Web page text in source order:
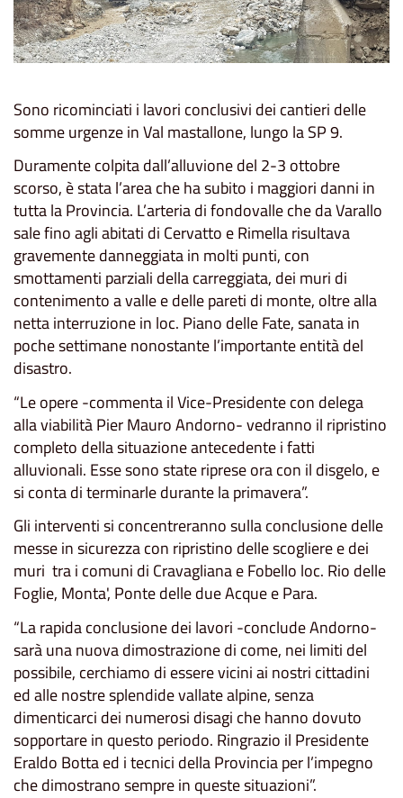
Sono ricominciati i lavori conclusivi dei cantieri delle
somme urgenze in Val mastallone, lungo la SP 9.
Duramente colpita dall’alluvione del 2-3 ottobre
scorso, è stata l’area che ha subito i maggiori danni in
tutta la Provincia. L’arteria di fondovalle che da Varallo
sale fino agli abitati di Cervatto e Rimella risultava
gravemente danneggiata in molti punti, con
smottamenti parziali della carreggiata, dei muri di
contenimento a valle e delle pareti di monte, oltre alla
netta interruzione in loc. Piano delle Fate, sanata in
poche settimane nonostante l’importante entità del
disastro.
“Le opere -commenta il Vice-Presidente con delega
alla viabilità Pier Mauro Andorno- vedranno il ripristino
completo della situazione antecedente i fatti
alluvionali. Esse sono state riprese ora con il disgelo, e
si conta di terminarle durante la primavera”.
Gli interventi si concentreranno sulla conclusione delle
messe in sicurezza con ripristino delle scogliere e dei
muri tra i comuni di Cravagliana e Fobello loc. Rio delle
Foglie, Monta', Ponte delle due Acque e Para.
“La rapida conclusione dei lavori -conclude Andorno-
sarà una nuova dimostrazione di come, nei limiti del
possibile, cerchiamo di essere vicini ai nostri cittadini
ed alle nostre splendide vallate alpine, senza
dimenticarci dei numerosi disagi che hanno dovuto
sopportare in questo periodo. Ringrazio il Presidente
Eraldo Botta ed i tecnici della Provincia per l’impegno
che dimostrano sempre in queste situazioni”.